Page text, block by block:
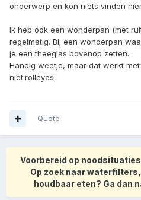
onderwerp en kon niets vinden
Ik heb ook een wonderpan (met
regelmatig. Bij een wonderpan
je een theeglas bovenop zetten.
Handig weetje, maar dat werkt
niet:rolleyes:
Quote
Voorbereid op
Op zoek naar
houdbaar eten? Ga dan